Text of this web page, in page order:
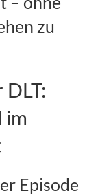
zu
DLT:
im
Episode